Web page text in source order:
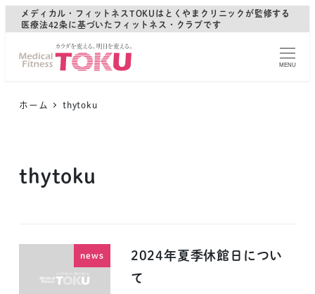
メディカル・フィットネスTOKUはとくやまクリニックが監修する
医療法42条に基づいたフィットネス・クラブです
MENU
ホーム thytoku
thytoku
news
2024年夏季休館日につい
て